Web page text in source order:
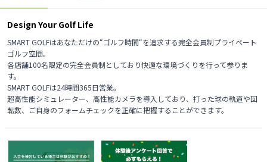
Design Your Golf Life
SMART GOLFはあなただけの“ゴルフ時間“を追求する完全会員制プライベート
ゴルフ空間。
各店舗100名限定の完全会員制としており快適な環境づくりを行って参りま
す。
SMART GOLFは24時間365日営業。
超高性能シミュレーター、高性能カメラを導入しており、打った球の軌道や回
転数、ご自身のフォームチェックを正確に把握することができます。